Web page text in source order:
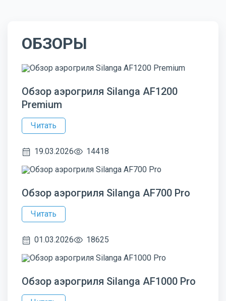
ОБЗОРЫ
Обзор аэрогриля Silanga AF1200
Premium
Читать
19.03.2026 14418
Обзор аэрогриля Silanga AF700 Pro
Читать
01.03.2026 18625
Обзор аэрогриля Silanga AF1000 Pro